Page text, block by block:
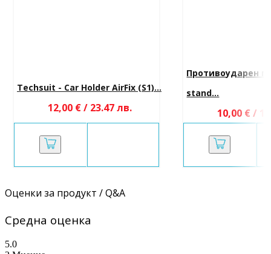
Techsuit - Car Holder AirFix (S1)...
12,00 € / 23.47 лв.
Противоударен
stand...
10,00 € /
Оценки за продукт / Q&A
Средна оценка
5.0